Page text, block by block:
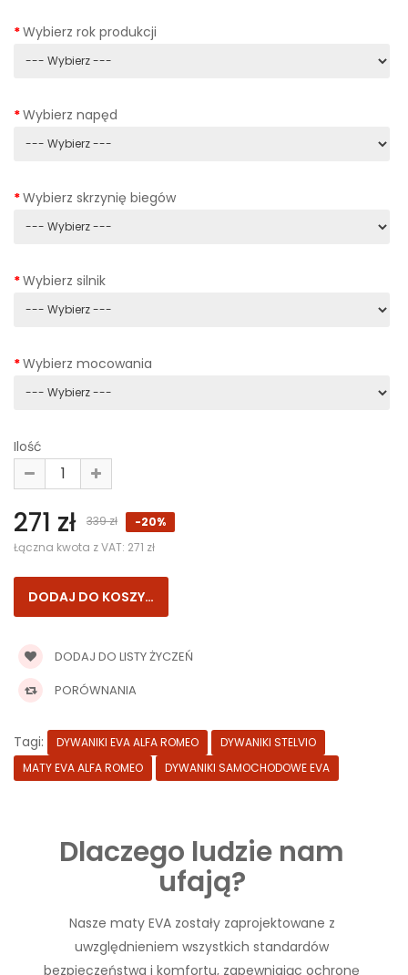
Wybierz rok produkcji
Wybierz napęd
Wybierz skrzynię biegów
Wybierz silnik
Wybierz mocowania
Ilość
271 zł 339 zł
-20%
Łączna kwota z VAT: 271 zł
DODAJ DO LISTY ŻYCZEŃ
PORÓWNANIA
Tagi: DYWANIKI EVA ALFA ROMEO
DYWANIKI STELVIO
MATY EVA ALFA ROMEO
DYWANIKI SAMOCHODOWE EVA
Dlaczego ludzie nam
ufają?
Nasze maty EVA zostały zaprojektowane z
uwzględnieniem wszystkich standardów
bezpieczeństwa i komfortu, zapewniając ochronę